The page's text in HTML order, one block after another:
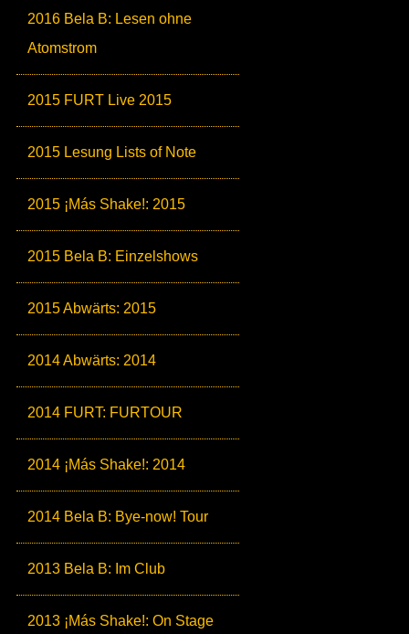
2016 Bela B: Lesen ohne
Atomstrom
2015 FURT Live 2015
2015 Lesung Lists of Note
2015 ¡Más Shake!: 2015
2015 Bela B: Einzelshows
2015 Abwärts: 2015
2014 Abwärts: 2014
2014 FURT: FURTOUR
2014 ¡Más Shake!: 2014
2014 Bela B: Bye-now! Tour
2013 Bela B: Im Club
2013 ¡Más Shake!: On Stage